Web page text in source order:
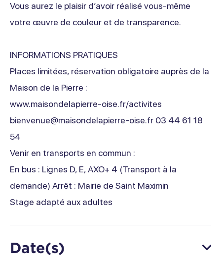
Vous aurez le plaisir d’avoir réalisé vous-même
votre œuvre de couleur et de transparence.
INFORMATIONS PRATIQUES
Places limitées, réservation obligatoire auprès de la
Maison de la Pierre :
www.maisondelapierre-oise.fr/activites
bienvenue@maisondelapierre-oise.fr 03 44 61 18
54
Venir en transports en commun :
En bus : Lignes D, E, AXO+ 4 (Transport à la
demande) Arrêt : Mairie de Saint Maximin
Stage adapté aux adultes
Date(s)